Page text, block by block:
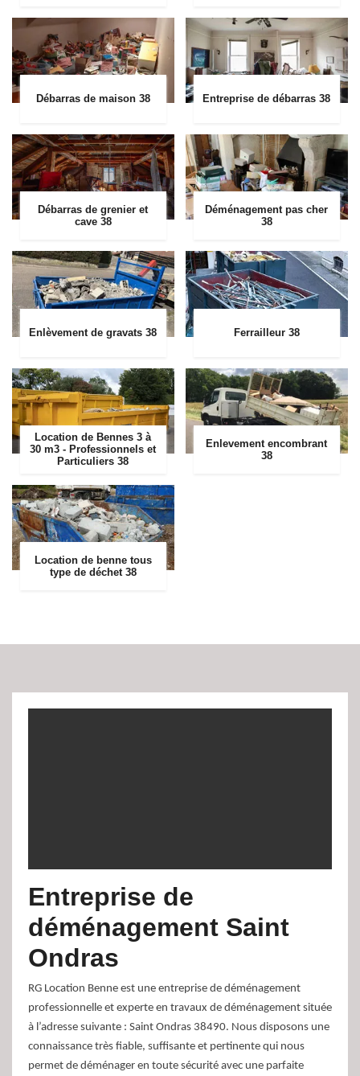
Débarras de maison 38 Entreprise de débarras 38
Débarras de grenier et
cave 38
Déménagement pas cher
38
Enlèvement de gravats 38 Ferrailleur 38
Location de Bennes 3 à
30 m3 - Professionnels et
Particuliers 38
Enlevement encombrant
38
Location de benne tous
type de déchet 38
Entreprise de
déménagement Saint
Ondras
RG Location Benne est une entreprise de déménagement
professionnelle et experte en travaux de déménagement située
à l’adresse suivante : Saint Ondras 38490. Nous disposons une
connaissance très fiable, suffisante et pertinente qui nous
permet de déménager en toute sécurité avec une parfaite